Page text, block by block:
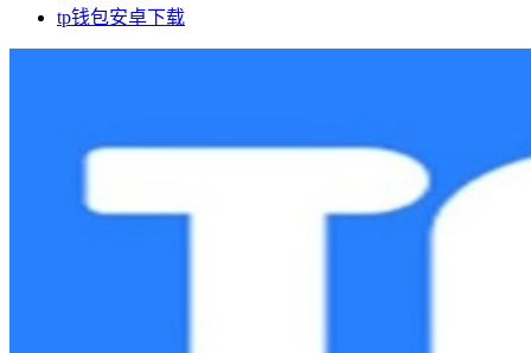
tp钱包安卓下载